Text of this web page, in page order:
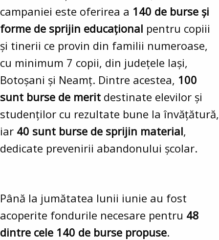
campaniei este oferirea a 140 de burse și
forme de sprijin educațional pentru copiii
și tinerii ce provin din familii numeroase,
cu minimum 7 copii, din județele Iași,
Botoșani și Neamț. Dintre acestea, 100
sunt burse de merit destinate elevilor și
studenților cu rezultate bune la învățătură,
iar 40 sunt burse de sprijin material,
dedicate prevenirii abandonului școlar.
Până la jumătatea lunii iunie au fost
acoperite fondurile necesare pentru 48
dintre cele 140 de burse propuse.